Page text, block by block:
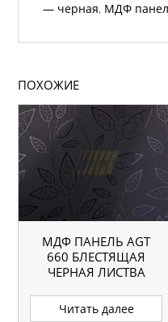
— черная, МДФ
ПОХОЖИЕ
МДФ ПАНЕЛЬ AGT
660 БЛЕСТЯЩАЯ
ЧЕРНАЯ ЛИСТВА
Читать далее